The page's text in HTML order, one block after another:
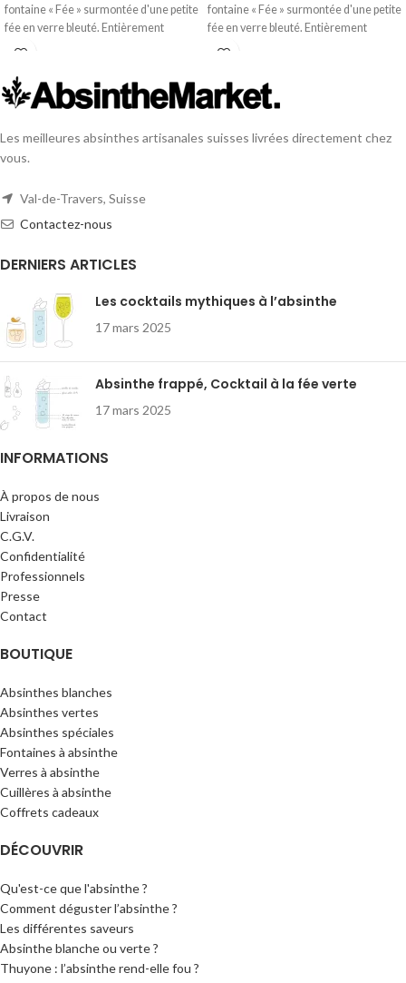
fontaine « Fée » surmontée d'une petite
fée en verre bleuté. Entièrement
soufflée à la bouche, de haute qualité,
déposer leur verre et actionner leur
robinet à leur rythme pour « étonner »
battre » (flux plus intense). La louche est
idéale, l'apéritif se prolonge, tout
Variante :Fontaine à absinthe « Fée » à
2 robinets
fontaine « Fée » surmontée d'une petite
fée en verre bleuté. Entièrement
soufflée à la bouche, de haute qualité,
déposer leur verre et actionner leur
robinet à leur rythme pour « étonner »
battre » (flux plus intense). La louche est
Les meilleures absinthes artisanales suisses livrées directement chez
vous.
Val-de-Travers, Suisse
Contactez-nous
DERNIERS ARTICLES
Les cocktails mythiques à l’absinthe
17 mars 2025
Absinthe frappé, Cocktail à la fée verte
17 mars 2025
INFORMATIONS
À propos de nous
Livraison
C.G.V.
Confidentialité
Professionnels
Presse
Contact
BOUTIQUE
Absinthes blanches
Absinthes vertes
Absinthes spéciales
Fontaines à absinthe
Verres à absinthe
Cuillères à absinthe
Coffrets cadeaux
DÉCOUVRIR
Qu'est-ce que l'absinthe ?
Comment déguster l’absinthe ?
Les différentes saveurs
Absinthe blanche ou verte ?
Thuyone : l’absinthe rend-elle fou ?